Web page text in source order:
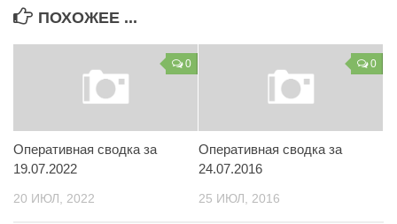
ПОХОЖЕЕ ...
0
Оперативная сводка за
19.07.2022
20 ИЮЛ, 2022
0
Оперативная сводка за
24.07.2016
25 ИЮЛ, 2016